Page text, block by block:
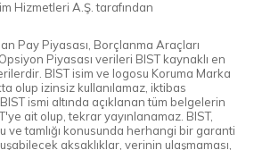
Hizmetleri A.Ş. tarafından
Pay Piyasası, Borçlanma Araçları
Piyasası verileri BIST kaynaklı en
BIST isim ve logosu Koruma Marka
olup izinsiz kullanılamaz, iktibas
ismi altında açıklanan tüm belgelerin
ait olup, tekrar yayınlanamaz. BIST,
ve tamlığı konusunda herhangi bir garanti
aksaklıklar, verinin ulaşmaması,